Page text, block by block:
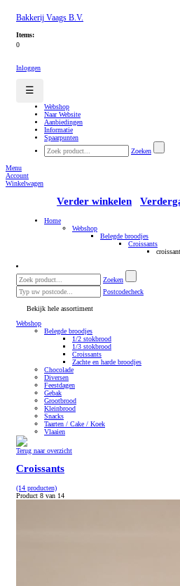
Bakkerij Vaags B.V.
Items:
0
Inloggen
☰
Webshop
Naar Website
Aanbiedingen
Informatie
Spaarpunten
Zoeken
Menu
Account
Winkelwagen
Verder winkelen
Home
Webshop
Belegde broodjes
Croissants
Zoeken
Postcodecheck
Bekijk hele assortiment
Webshop
Belegde broodjes
1/2 stokbrood
1/3 stokbrood
Croissants
Zachte en harde broodjes
Chocolade
Diversen
Feestdagen
Gebak
Grootbrood
Kleinbrood
Snacks
Taarten / Cake / Koek
Vlaaien
Terug naar overzicht
Croissants
(14 producten)
Product 8 van 14